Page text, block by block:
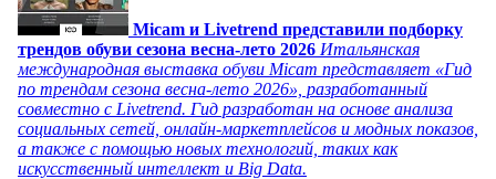
Micam и Livetrend представили подборку
трендов обуви сезона весна-лето 2026 Итальянская
международная выставка обуви Micam представляет «Гид
по трендам сезона весна-лето 2026», разработанный
совместно с Livetrend. Гид разработан на основе анализа
социальных сетей, онлайн-маркетплейсов и модных показов,
а также с помощью новых технологий, таких как
искусственный интеллект и Big Data.